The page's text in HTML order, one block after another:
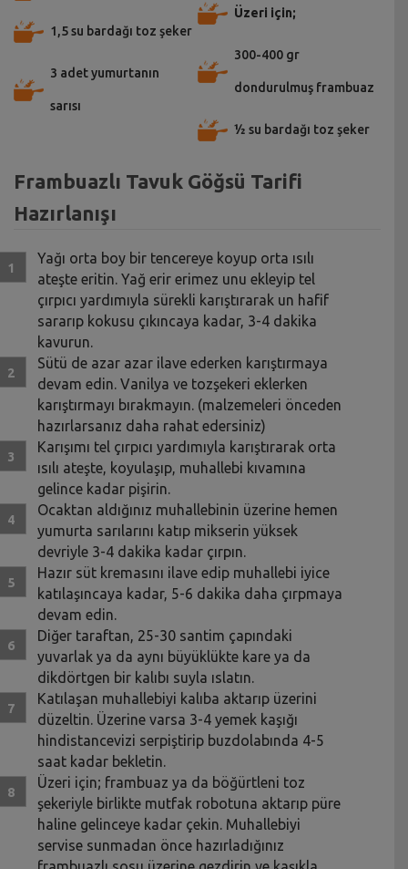
1,5 su bardağı toz şeker
3 adet yumurtanın
sarısı
Üzeri için;
300-400 gr
dondurulmuş frambuaz
½ su bardağı toz şeker
Frambuazlı Tavuk Göğsü Tarifi
Hazırlanışı
Yağı orta boy bir tencereye koyup orta ısılı
ateşte eritin. Yağ erir erimez unu ekleyip tel
çırpıcı yardımıyla sürekli karıştırarak un hafif
sararıp kokusu çıkıncaya kadar, 3-4 dakika
kavurun.
Sütü de azar azar ilave ederken karıştırmaya
devam edin. Vanilya ve tozşekeri eklerken
karıştırmayı bırakmayın. (malzemeleri önceden
hazırlarsanız daha rahat edersiniz)
Karışımı tel çırpıcı yardımıyla karıştırarak orta
ısılı ateşte, koyulaşıp, muhallebi kıvamına
gelince kadar pişirin.
Ocaktan aldığınız muhallebinin üzerine hemen
yumurta sarılarını katıp mikserin yüksek
devriyle 3-4 dakika kadar çırpın.
Hazır süt kremasını ilave edip muhallebi iyice
katılaşıncaya kadar, 5-6 dakika daha çırpmaya
devam edin.
Diğer taraftan, 25-30 santim çapındaki
yuvarlak ya da aynı büyüklükte kare ya da
dikdörtgen bir kalıbı suyla ıslatın.
Katılaşan muhallebiyi kalıba aktarıp üzerini
düzeltin. Üzerine varsa 3-4 yemek kaşığı
hindistancevizi serpiştirip buzdolabında 4-5
saat kadar bekletin.
Üzeri için; frambuaz ya da böğürtleni toz
şekeriyle birlikte mutfak robotuna aktarıp püre
haline gelinceye kadar çekin. Muhallebiyi
servise sunmadan önce hazırladığınız